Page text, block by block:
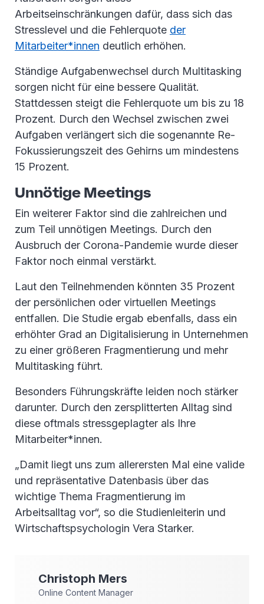
Arbeitseinschränkungen dafür, dass sich das
Stresslevel und die Fehlerquote der
Mitarbeiter*innen deutlich erhöhen.
Ständige Aufgabenwechsel durch Multitasking
sorgen nicht für eine bessere Qualität.
Stattdessen steigt die Fehlerquote um bis zu 18
Prozent. Durch den Wechsel zwischen zwei
Aufgaben verlängert sich die sogenannte Re-
Fokussierungszeit des Gehirns um mindestens
15 Prozent.
Unnötige Meetings
Ein weiterer Faktor sind die zahlreichen und
zum Teil unnötigen Meetings. Durch den
Ausbruch der Corona-Pandemie wurde dieser
Faktor noch einmal verstärkt.
Laut den Teilnehmenden könnten 35 Prozent
der persönlichen oder virtuellen Meetings
entfallen. Die Studie ergab ebenfalls, dass ein
erhöhter Grad an Digitalisierung in Unternehmen
zu einer größeren Fragmentierung und mehr
Multitasking führt.
Besonders Führungskräfte leiden noch stärker
darunter. Durch den zersplitterten Alltag sind
diese oftmals stressgeplagter als Ihre
Mitarbeiter*innen.
„Damit liegt uns zum allerersten Mal eine valide
und repräsentative Datenbasis über das
wichtige Thema Fragmentierung im
Arbeitsalltag vor“, so die Studienleiterin und
Wirtschaftspsychologin Vera Starker.
Christoph Mers
Online Content Manager